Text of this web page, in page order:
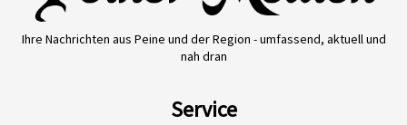
Ihre Nachrichten aus Peine und der Region - umfassend, aktuell und
nah dran
Service